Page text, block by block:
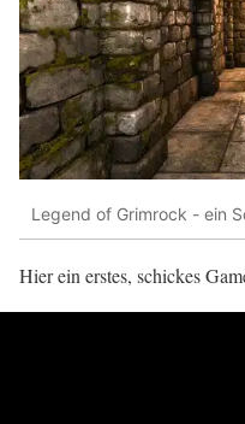
Legend of Grimrock - ein
Hier ein erstes, schickes